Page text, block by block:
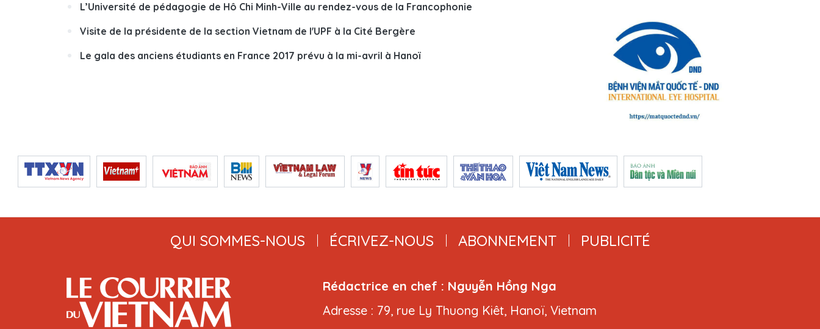
L’Université de pédagogie de Hô Chi Minh-Ville au rendez-vous de la Francophonie
Visite de la présidente de la section Vietnam de l'UPF à la Cité Bergère
Le gala des anciens étudiants en France 2017 prévu à la mi-avril à Hanoï
QUI SOMMES-NOUS ÉCRIVEZ-NOUS ABONNEMENT PUBLICITÉ
Rédactrice en chef : Nguyễn Hồng Nga
Adresse : 79, rue Ly Thuong Kiêt, Hanoï, Vietnam